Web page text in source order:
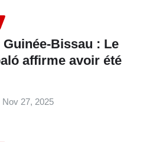
Guinée-Bissau : Le
affirme avoir été
Nov 27, 2025